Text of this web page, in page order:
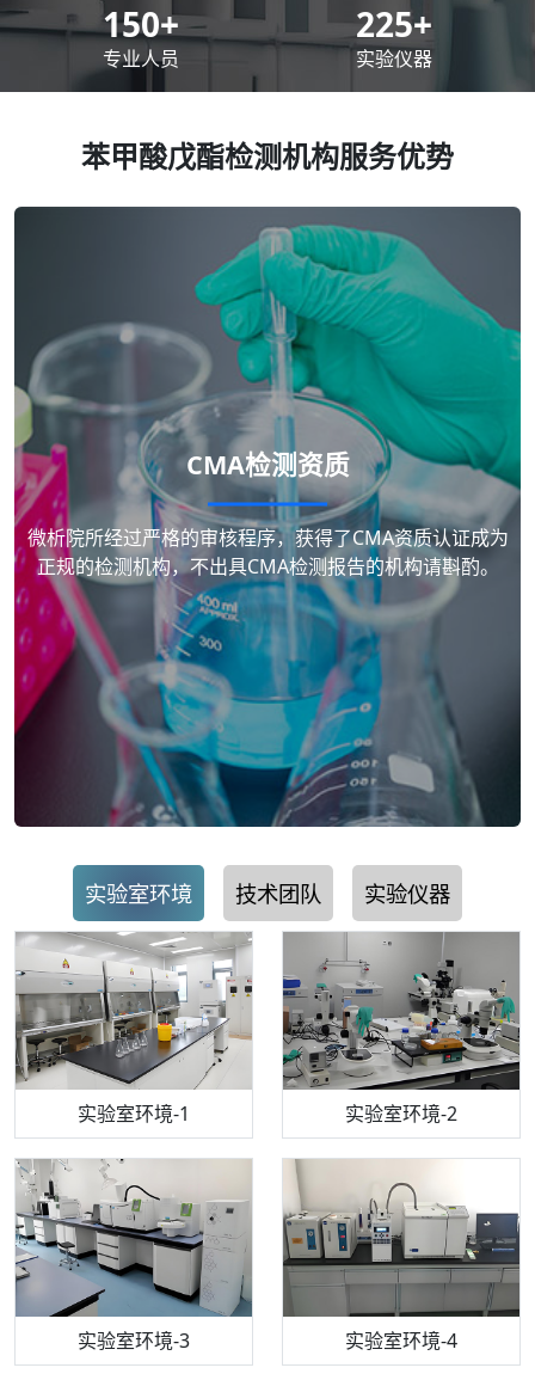
200+
专业人员
300+
实验仪器
苯甲酸戊酯检测机构服务优势
CMA检测资质
微析院所经过严格的审核程序，获得了CMA资质认证成为
正规的检测机构，不出具CMA检测报告的机构请斟酌。
实验室环境 技术团队 实验仪器
实验室环境-1 实验室环境-2
实验室环境-3 实验室环境-4
机构质检技术员-1 机构质检技术员-2
机构质检技术员-3 机构质检技术员-4
步入式恒温恒湿试验箱 电感耦合等离子体光谱仪
高效液相色谱仪 流式细胞仪